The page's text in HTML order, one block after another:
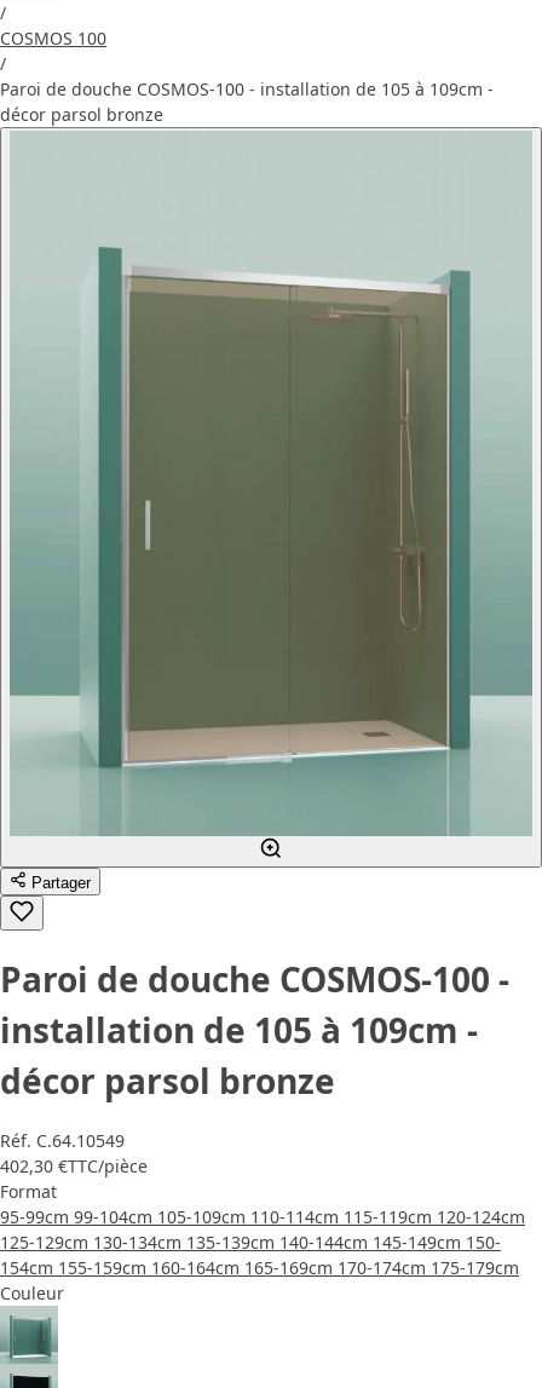
/
COSMOS 100
/
Paroi de douche COSMOS-100 - installation de 105 à 109cm -
décor parsol bronze
Partager
Paroi de douche COSMOS-100 -
installation de 105 à 109cm -
décor parsol bronze
Réf. C.64.10549
402,30 €TTC/pièce
Format
95-99cm 99-104cm 105-109cm 110-114cm 115-119cm 120-124cm
125-129cm 130-134cm 135-139cm 140-144cm 145-149cm 150-
154cm 155-159cm 160-164cm 165-169cm 170-174cm 175-179cm
Couleur